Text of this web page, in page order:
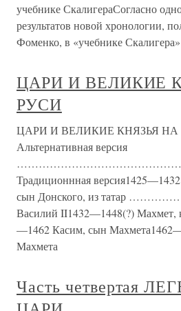
учебнике СкалигераСогласно
результатов новой хронологии,
Фоменко, в «учебнике Скалигера»
ЦАРИ И ВЕЛИКИЕ
РУСИ
ЦАРИ И ВЕЛИКИЕ КНЯЗЬЯ НА
Альтернативная версия
Традиционнная
сын Донского, из татар
Василий II1432—1448(?) Махмет,
—1462 Касим, сын
Махмета
Часть четвертая